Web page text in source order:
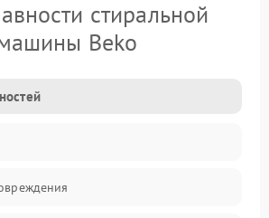
стиральной
Beko